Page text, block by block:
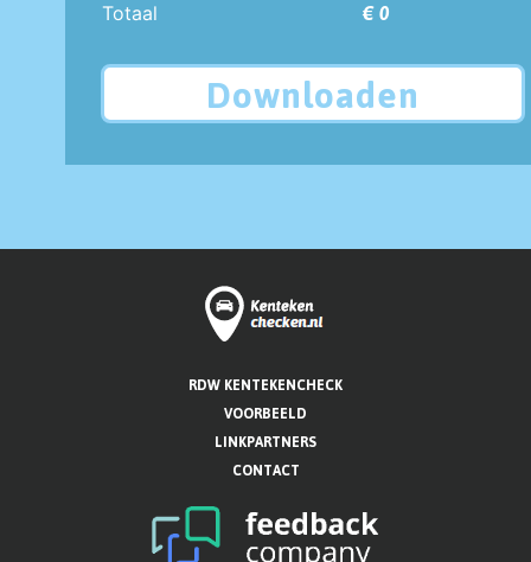
Totaal
€ 0
Downloaden
RDW KENTEKENCHECK
VOORBEELD
LINKPARTNERS
CONTACT